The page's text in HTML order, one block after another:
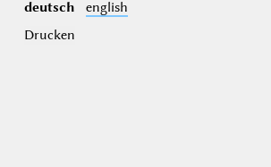
deutsch
english
Drucken